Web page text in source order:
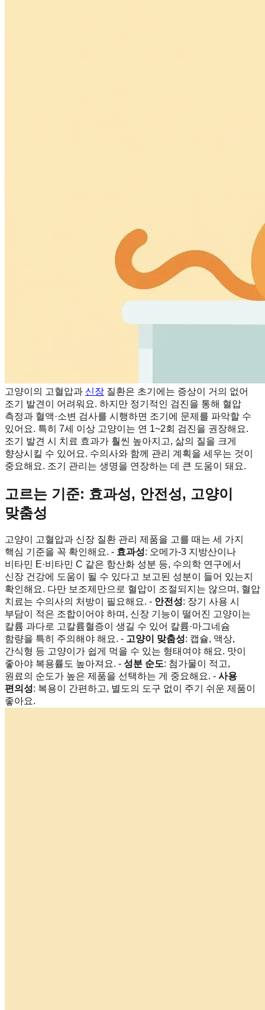
고양이의 고혈압과 신장 질환은 초기에는 증상이 거의 없어
조기 발견이 어려워요. 하지만 정기적인 검진을 통해 혈압
측정과 혈액·소변 검사를 시행하면 조기에 문제를 파악할 수
있어요. 특히 7세 이상 고양이는 연 1~2회 검진을 권장해요.
조기 발견 시 치료 효과가 훨씬 높아지고, 삶의 질을 크게
향상시킬 수 있어요. 수의사와 함께 관리 계획을 세우는 것이
중요해요. 조기 관리는 생명을 연장하는 데 큰 도움이 돼요.
고르는 기준: 효과성, 안전성, 고양이
맞춤성
고양이 고혈압과 신장 질환 관리 제품을 고를 때는 세 가지
핵심 기준을 꼭 확인해요. - 효과성: 오메가-3 지방산이나
비타민 E·비타민 C 같은 항산화 성분 등, 수의학 연구에서
신장 건강에 도움이 될 수 있다고 보고된 성분이 들어 있는지
확인해요. 다만 보조제만으로 혈압이 조절되지는 않으며, 혈압
치료는 수의사의 처방이 필요해요. - 안전성: 장기 사용 시
부담이 적은 조합이어야 하며, 신장 기능이 떨어진 고양이는
칼륨 과다로 고칼륨혈증이 생길 수 있어 칼륨·마그네슘
함량을 특히 주의해야 해요. - 고양이 맞춤성: 캡슐, 액상,
간식형 등 고양이가 쉽게 먹을 수 있는 형태여야 해요. 맛이
좋아야 복용률도 높아져요. - 성분 순도: 첨가물이 적고,
원료의 순도가 높은 제품을 선택하는 게 중요해요. - 사용
편의성: 복용이 간편하고, 별도의 도구 없이 주기 쉬운 제품이
좋아요.